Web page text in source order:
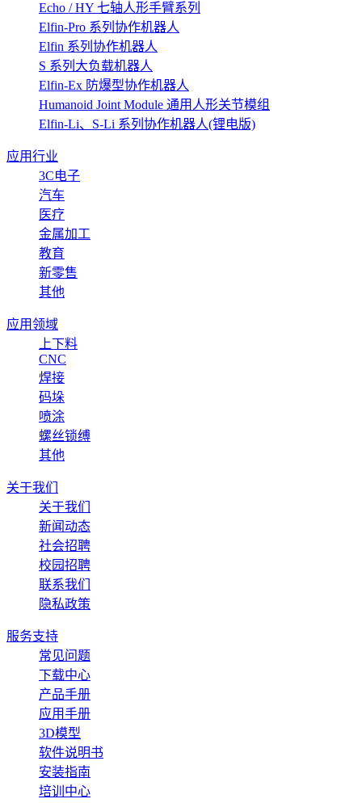
Echo / HY 七轴人形手臂系列
Elfin-Pro 系列协作机器人
Elfin 系列协作机器人
S 系列大负载机器人
Elfin-Ex 防爆型协作机器人
Humanoid Joint Module 通用人形关节模组
Elfin-Li、S-Li 系列协作机器人(锂电版)
应用行业
3C电子
汽车
医疗
金属加工
教育
新零售
其他
应用领域
上下料
CNC
焊接
码垛
喷涂
螺丝锁缚
其他
关于我们
关于我们
新闻动态
社会招聘
校园招聘
联系我们
隐私政策
服务支持
常见问题
下载中心
产品手册
应用手册
3D模型
软件说明书
安装指南
培训中心